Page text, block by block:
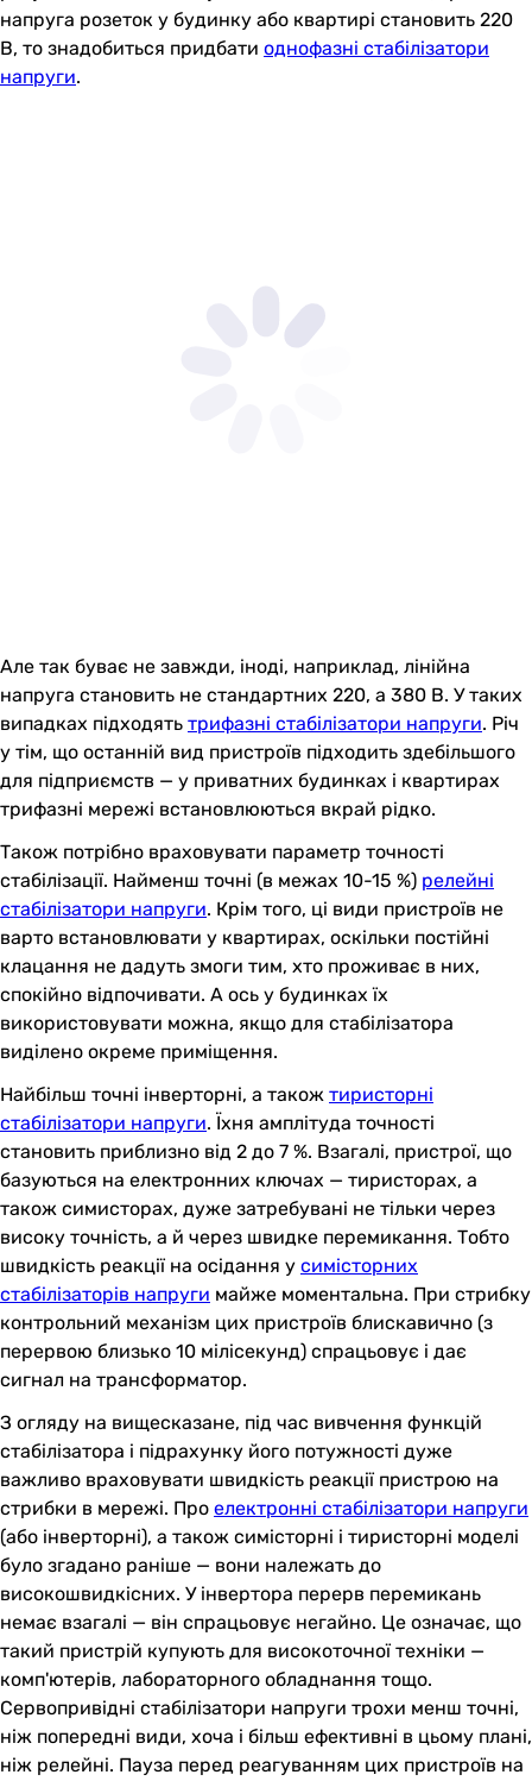
напруга розеток у будинку або квартирі становить 220
В, то знадобиться придбати однофазні стабілізатори
напруги.
Але так буває не завжди, іноді, наприклад, лінійна
напруга становить не стандартних 220, а 380 В. У таких
випадках підходять трифазні стабілізатори напруги. Річ
у тім, що останній вид пристроїв підходить здебільшого
для підприємств — у приватних будинках і квартирах
трифазні мережі встановлюються вкрай рідко.
Також потрібно враховувати параметр точності
стабілізації. Найменш точні (в межах 10-15 %) релейні
стабілізатори напруги. Крім того, ці види пристроїв не
варто встановлювати у квартирах, оскільки постійні
клацання не дадуть змоги тим, хто проживає в них,
спокійно відпочивати. А ось у будинках їх
використовувати можна, якщо для стабілізатора
виділено окреме приміщення.
Найбільш точні інверторні, а також тиристорні
стабілізатори напруги. Їхня амплітуда точності
становить приблизно від 2 до 7 %. Взагалі, пристрої, що
базуються на електронних ключах — тиристорах, а
також симисторах, дуже затребувані не тільки через
високу точність, а й через швидке перемикання. Тобто
швидкість реакції на осідання у симісторних
стабілізаторів напруги майже моментальна. При стрибку
контрольний механізм цих пристроїв блискавично (з
перервою близько 10 мілісекунд) спрацьовує і дає
сигнал на трансформатор.
З огляду на вищесказане, під час вивчення функцій
стабілізатора і підрахунку його потужності дуже
важливо враховувати швидкість реакції пристрою на
стрибки в мережі. Про електронні стабілізатори напруги
(або інверторні), а також симісторні і тиристорні моделі
було згадано раніше — вони належать до
високошвидкісних. У інвертора перерв перемикань
немає взагалі — він спрацьовує негайно. Це означає, що
такий пристрій купують для високоточної техніки —
комп'ютерів, лабораторного обладнання тощо.
Сервопривідні стабілізатори напруги трохи менш точні,
ніж попередні види, хоча і більш ефективні в цьому плані,
ніж релейні. Пауза перед реагуванням цих пристроїв на